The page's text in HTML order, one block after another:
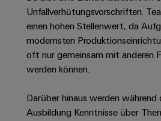
Lösungen
für
verschiedene
Segmente
der
Maschinen
und
Öl
IIoT
&
Automation
Software
Industrial
Analytics
Industrial
Automatisierung
&
Software
Steuerungen
Reparatur
und
Ersatzteile
Trainings
und
Webinare
and
Automation
Partner
Netzwerk
and
Automation
Termine
Workshops
für
Schulklassen
Unfallverhütungsvorschriften.
einen hohen Stellenwert, da
modernsten
oft nur gemeinsam mit anderen
werden können.
Darüber hinaus werden während
Ausbildung Kenntnisse über